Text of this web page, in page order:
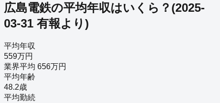
広島電鉄の平均年収はいくら？ (2025-
03-31 有報より)
平均年収
559万円
業界平均 656万円
平均年齢
48.2歳
平均勤続